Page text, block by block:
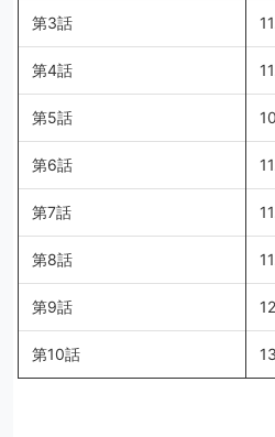
第3話
第4話
第5話
第6話
第7話
第8話
第9話
第10話